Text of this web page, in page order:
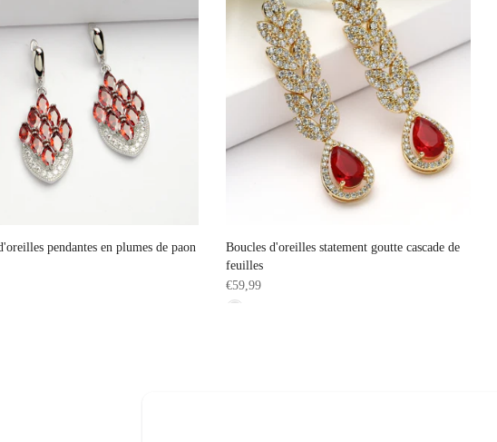
pendantes en plumes de paon
Boucles d'oreilles statement goutte cascade de
feuilles
€59,99